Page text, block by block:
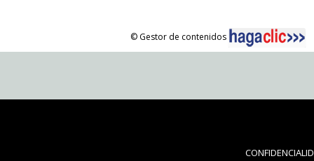
© Gestor de contenidos